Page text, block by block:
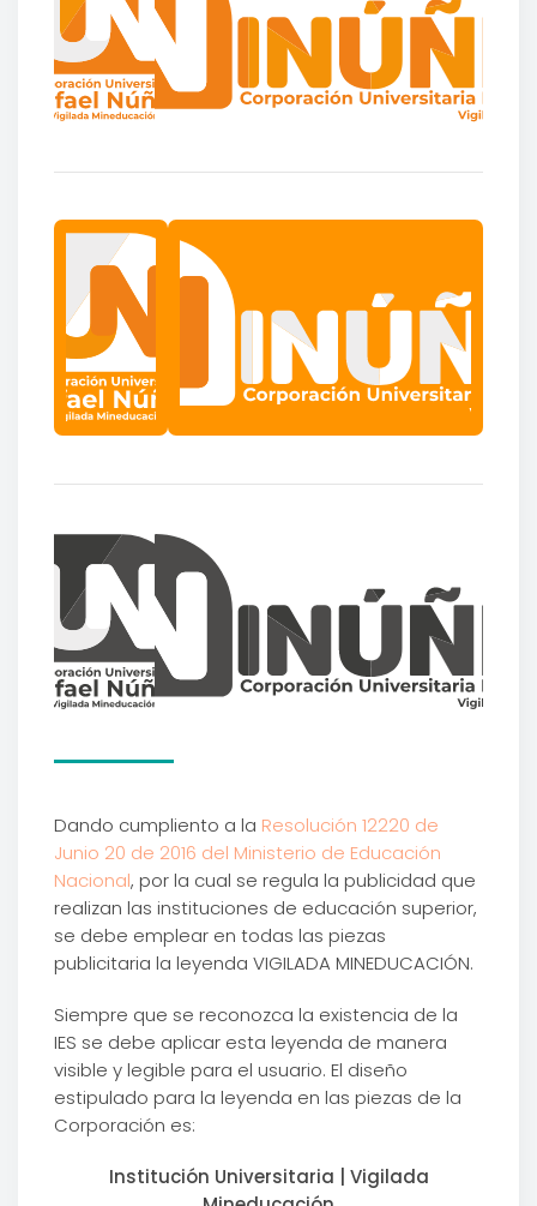
Dando cumpliento a la Resolución 12220 de
Junio 20 de 2016 del Ministerio de Educación
Nacional, por la cual se regula la publicidad que
realizan las instituciones de educación superior,
se debe emplear en todas las piezas
publicitaria la leyenda VIGILADA MINEDUCACIÓN.
Siempre que se reconozca la existencia de la
IES se debe aplicar esta leyenda de manera
visible y legible para el usuario. El diseño
estipulado para la leyenda en las piezas de la
Corporación es:
Institución Universitaria | Vigilada